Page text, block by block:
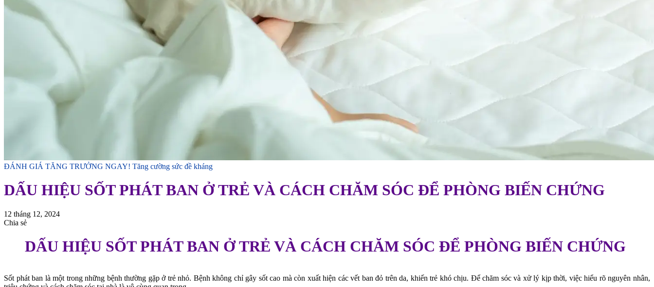
ĐÁNH GIÁ TĂNG TRƯỞNG NGAY! Tăng cường sức đề kháng
DẤU HIỆU SỐT PHÁT BAN Ở TRẺ VÀ CÁCH CHĂM SÓC ĐỂ PHÒNG BIẾN CHỨNG
12 tháng 12, 2024
Chia sẻ
DẤU HIỆU SỐT PHÁT BAN Ở TRẺ VÀ CÁCH CHĂM SÓC ĐỂ PHÒNG BIẾN CHỨNG
Sốt phát ban là một trong những bệnh thường gặp ở trẻ nhỏ. Bệnh không chỉ gây sốt cao mà còn xuất hiện các vết ban đỏ trên da, khiến trẻ khó chịu. Để chăm sóc và xử lý kịp thời, việc hiểu rõ nguyên nhân,